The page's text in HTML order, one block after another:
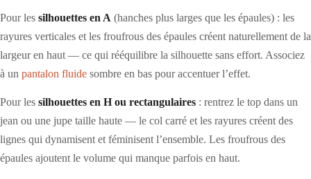
Pour les silhouettes en A (hanches plus larges que les épaules) : les
rayures verticales et les froufrous des épaules créent naturellement de la
largeur en haut — ce qui rééquilibre la silhouette sans effort. Associez
à un pantalon fluide sombre en bas pour accentuer l’effet.
Pour les silhouettes en H ou rectangulaires : rentrez le top dans un
jean ou une jupe taille haute — le col carré et les rayures créent des
lignes qui dynamisent et féminisent l’ensemble. Les froufrous des
épaules ajoutent le volume qui manque parfois en haut.